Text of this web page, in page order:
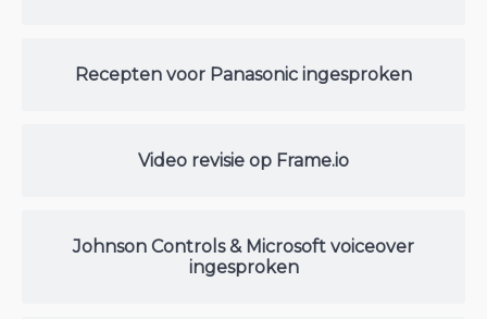
Recepten voor Panasonic ingesproken
Video revisie op Frame.io
Johnson Controls & Microsoft voiceover
ingesproken